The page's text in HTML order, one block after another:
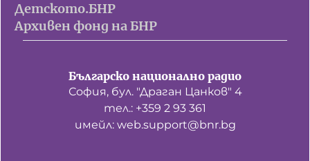
Детското.БНР
Архивен фонд на БНР
Българско национално радио
София, бул. "Драган Цанков" 4
тел.: +359 2 93 361
имейл: web.support@bnr.bg